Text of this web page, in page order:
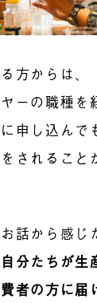
方からは、
ーの職種を
申し込んで
されること
話から感じ
自分たちが
者の方に届